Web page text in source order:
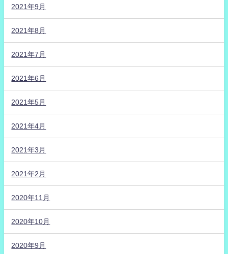
2021年9月
2021年8月
2021年7月
2021年6月
2021年5月
2021年4月
2021年3月
2021年2月
2020年11月
2020年10月
2020年9月